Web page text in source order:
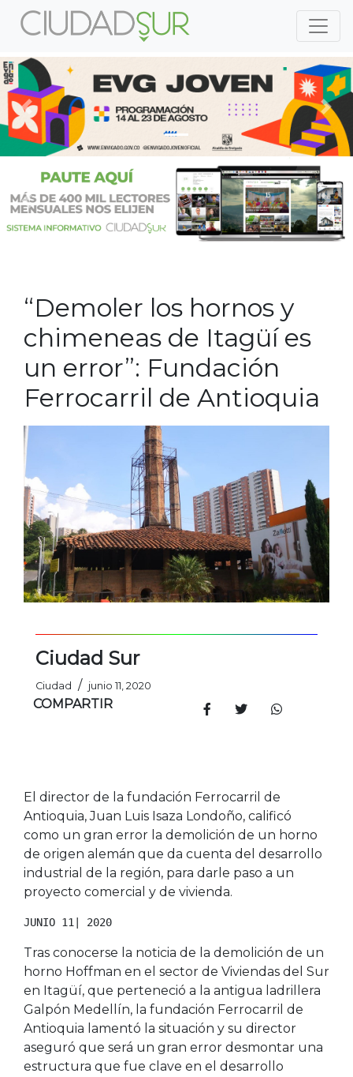
Previous
Previous
“Demoler los hornos y
chimeneas de Itagüí es
un error”: Fundación
Ferrocarril de Antioquia
Ciudad Sur
Ciudad / junio 11, 2020
COMPARTIR
El director de la fundación Ferrocarril de
Antioquia, Juan Luis Isaza Londoño, calificó
como un gran error la demolición de un horno
de origen alemán que da cuenta del desarrollo
industrial de la región, para darle paso a un
proyecto comercial y de vivienda.
JUNIO 11| 2020
Tras conocerse la noticia de la demolición de un
horno Hoffman en el sector de Viviendas del Sur
en Itagüí, que perteneció a la antigua ladrillera
Galpón Medellín, la fundación Ferrocarril de
Antioquia lamentó la situación y su director
aseguró que será un gran error desmontar una
estructura que fue clave en el desarrollo